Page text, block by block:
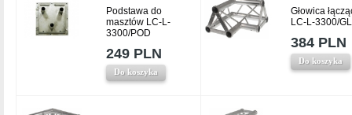
Podstawa do
masztów LC-L-
3300/POD
249 PLN
Do koszyka
Głowica
LC-L-3300/
384 PLN
Do koszyka